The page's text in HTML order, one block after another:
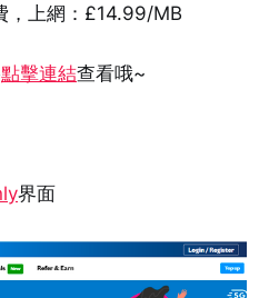
，上網：£14.99/MB
點擊連結查看哦~
界面